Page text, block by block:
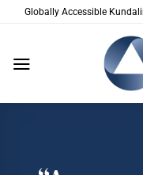
Globally Accessible